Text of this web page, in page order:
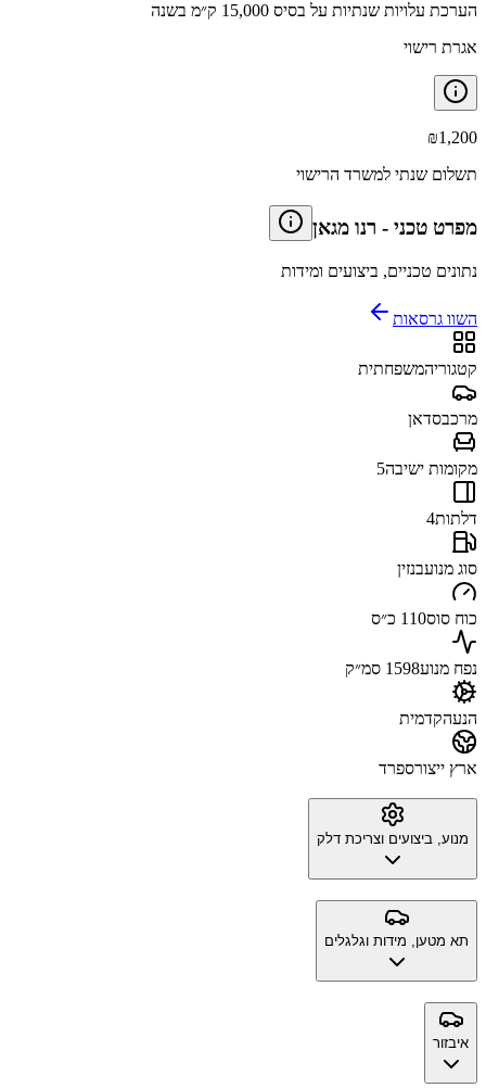
הערכת עלויות שנתיות על בסיס 15,000 ק״מ בשנה
אגרת רישוי
₪1,200
תשלום שנתי למשרד הרישוי
מפרט טכני - רנו מגאן
נתונים טכניים, ביצועים ומידות
השוו גרסאות
קטגוריהמשפחתית
מרכבסדאן
מקומות ישיבה5
דלתות4
סוג מנועבנזין
כוח סוס110 כ״ס
נפח מנוע1598 סמ״ק
הנעהקדמית
ארץ ייצורספרד
מנוע, ביצועים וצריכת דלק
תא מטען, מידות וגלגלים
איבזור